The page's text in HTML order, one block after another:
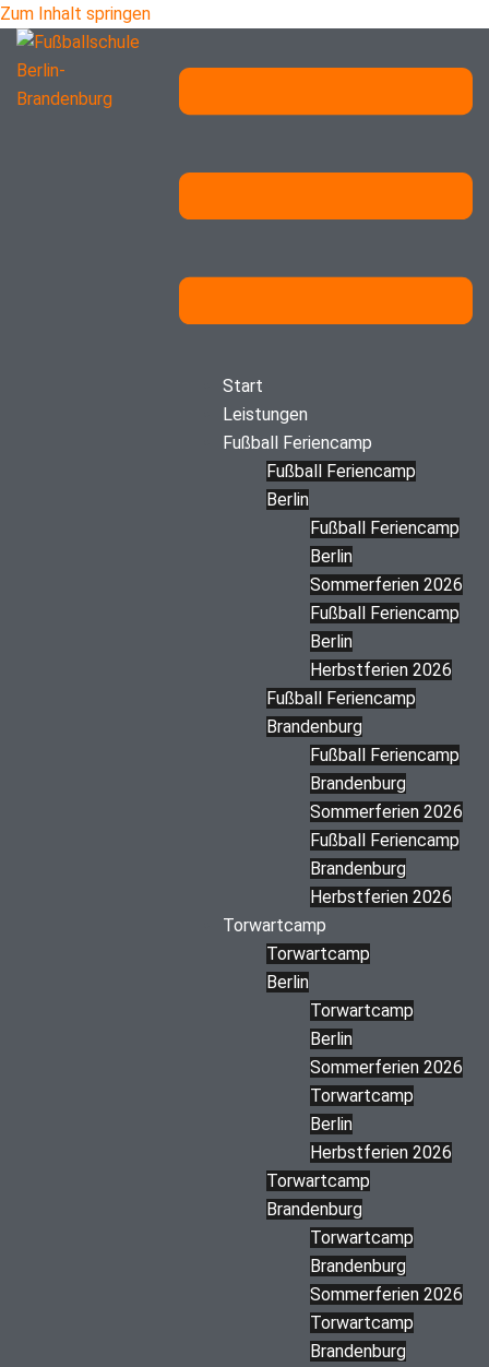
Zum Inhalt springen
Start
Leistungen
Fußball Feriencamp
Fußball Feriencamp
Berlin
Fußball Feriencamp
Berlin
Sommerferien 2026
Fußball Feriencamp
Berlin
Herbstferien 2026
Fußball Feriencamp
Brandenburg
Fußball Feriencamp
Brandenburg
Sommerferien 2026
Fußball Feriencamp
Brandenburg
Herbstferien 2026
Torwartcamp
Torwartcamp
Berlin
Torwartcamp
Berlin
Sommerferien 2026
Torwartcamp
Berlin
Herbstferien 2026
Torwartcamp
Brandenburg
Torwartcamp
Brandenburg
Sommerferien 2026
Torwartcamp
Brandenburg